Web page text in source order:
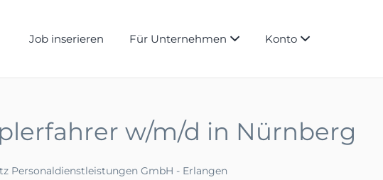
Job inserieren Für Unternehmen Konto
w/m/d in Nürnberg
Personaldienstleistungen GmbH - Erlangen